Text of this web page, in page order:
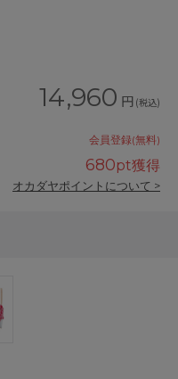
14,960 円 (税込)
会員登録(無料)
680pt獲得
オカダヤポイントについて >